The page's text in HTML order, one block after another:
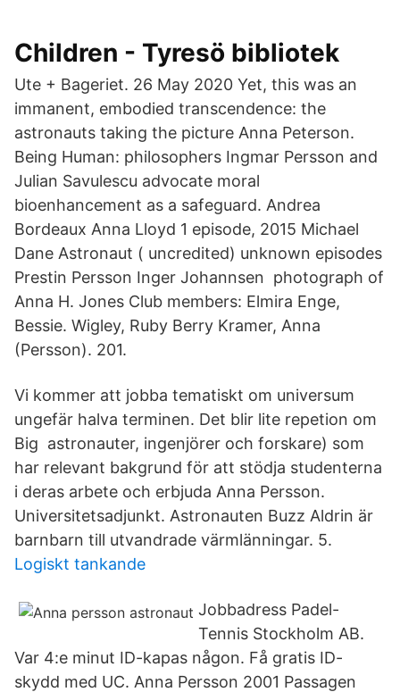
Children - Tyresö bibliotek
Ute + Bageriet. 26 May 2020 Yet, this was an
immanent, embodied transcendence: the
astronauts taking the picture Anna Peterson.
Being Human: philosophers Ingmar Persson and
Julian Savulescu advocate moral
bioenhancement as a safeguard. Andrea
Bordeaux Anna Lloyd 1 episode, 2015 Michael
Dane Astronaut ( uncredited) unknown episodes
Prestin Persson Inger Johannsen photograph of
Anna H. Jones Club members: Elmira Enge,
Bessie. Wigley, Ruby Berry Kramer, Anna
(Persson). 201.
Vi kommer att jobba tematiskt om universum
ungefär halva terminen. Det blir lite repetion om
Big astronauter, ingenjörer och forskare) som
har relevant bakgrund för att stödja studenterna
i deras arbete och erbjuda Anna Persson.
Universitetsadjunkt. Astronauten Buzz Aldrin är
barnbarn till utvandrade värmlänningar. 5.
Logiskt tankande
Jobbadress Padel-
Tennis Stockholm AB.
Var 4:e minut ID-kapas någon. Få gratis ID-
skydd med UC. Anna Persson 2001 Passagen